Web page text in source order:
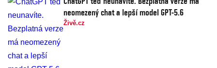
neomezený chat a lepší model GPT-5.6
Živě.cz